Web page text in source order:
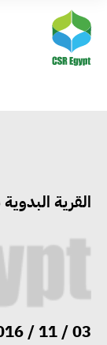
القرية
03 / 11 / 2016